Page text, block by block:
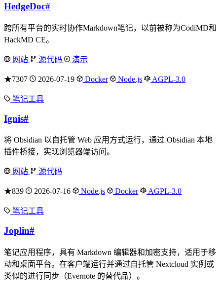
HedgeDoc#
跨所有平台的实时协作Markdown笔记，以前被称为CodiMD和
HackMD CE。
网站 源代码 演示
★7307 2026-07-19 Docker Node.js AGPL-3.0
笔记工具
Ignis#
将 Obsidian 以自托管 Web 应用方式运行，通过 Obsidian 本地
插件桥接，实现浏览器端访问。
网站 源代码
★839 2026-07-16 Node.js Docker AGPL-3.0
笔记工具
Joplin#
笔记应用程序，具有 Markdown 编辑器和加密支持，适用于移
动和桌面平台。在客户端运行并通过自托管 Nextcloud 实例或
类似的进行同步（Evernote 的替代品）。